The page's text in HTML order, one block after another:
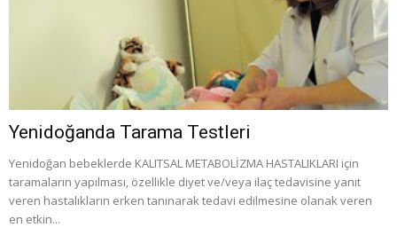
Yenidoğanda Tarama Testleri
Yenidoğan bebeklerde KALITSAL METABOLİZMA HASTALIKLARI için
taramaların yapılması, özellikle diyet ve/veya ilaç tedavisine yanıt
veren hastalıkların erken tanınarak tedavi edilmesine olanak veren
en etkin...